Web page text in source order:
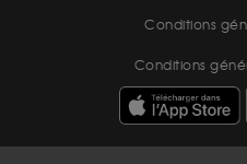
Conditions
Conditions